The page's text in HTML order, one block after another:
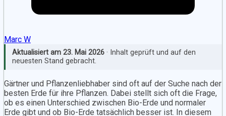
Marc W
Aktualisiert am 23. Mai 2026· Inhalt geprüft und auf den
neuesten Stand gebracht.
Gärtner und Pflanzenliebhaber sind oft auf der Suche nach der
besten Erde für ihre Pflanzen. Dabei stellt sich oft die Frage,
ob es einen Unterschied zwischen Bio-Erde und normaler
Erde gibt und ob Bio-Erde tatsächlich besser ist. In diesem